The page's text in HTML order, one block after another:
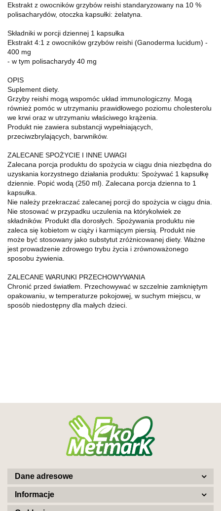
Ekstrakt z owocników grzybów reishi standaryzowany na 10 %
polisacharydów, otoczka kapsułki: żelatyna.
Składniki w porcji dziennej 1 kapsułka
Ekstrakt 4:1 z owocników grzybów reishi (Ganoderma lucidum) -
400 mg
- w tym polisacharydy 40 mg
OPIS
Suplement diety.
Grzyby reishi mogą wspomóc układ immunologiczny. Mogą
również pomóc w utrzymaniu prawidłowego poziomu cholesterolu
we krwi oraz w utrzymaniu właściwego krążenia.
Produkt nie zawiera substancji wypełniających,
przeciwzbrylających, barwników.
ZALECANE SPOŻYCIE I INNE UWAGI
Zalecana porcja produktu do spożycia w ciągu dnia niezbędna do
uzyskania korzystnego działania produktu: Spożywać 1 kapsułkę
dziennie. Popić wodą (250 ml). Zalecana porcja dzienna to 1
kapsułka.
Nie należy przekraczać zalecanej porcji do spożycia w ciągu dnia.
Nie stosować w przypadku uczulenia na którykolwiek ze
składników. Produkt dla dorosłych. Spożywania produktu nie
zaleca się kobietom w ciąży i karmiącym piersią. Produkt nie
może być stosowany jako substytut zróżnicowanej diety. Ważne
jest prowadzenie zdrowego trybu życia i zrównoważonego
sposobu żywienia.
ZALECANE WARUNKI PRZECHOWYWANIA
Chronić przed światłem. Przechowywać w szczelnie zamkniętym
opakowaniu, w temperaturze pokojowej, w suchym miejscu, w
sposób niedostępny dla małych dzieci.
Dane adresowe
Informacje